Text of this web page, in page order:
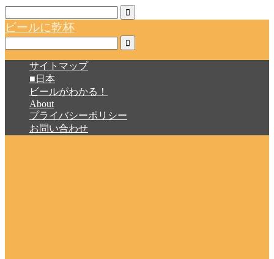
ビールに乾杯
サイトマップ
■日本
ビールがわかる！
About
プライバシーポリシー
お問い合わせ